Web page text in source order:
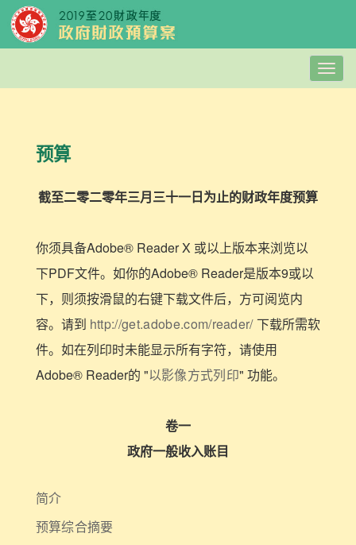
预算
截至二零二零年三月三十一日为止的财政年度预算
你须具备Adobe® Reader X 或以上版本来浏览以
下PDF文件。如你的Adobe® Reader是版本9或以
下，则须按滑鼠的右键下载文件后，方可阅览内
容。请到 http://get.adobe.com/reader/下载所需软
件。如在列印时未能显示所有字符，请使用
Adobe® Reader的 "以影像方式列印" 功能。
卷一
政府一般收入账目
简介
预算综合摘要